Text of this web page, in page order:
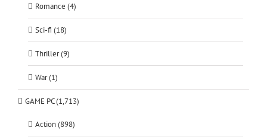
Romance (4)
Sci-fi (18)
Thriller (9)
War (1)
GAME PC (1,713)
Action (898)